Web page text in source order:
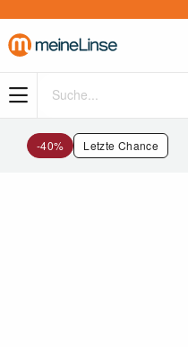
Zum Hauptinhalt springen
-40% Letzte Chance